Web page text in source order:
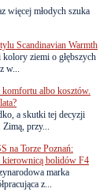
więcej młodych szuka
Scandinavian Warmth
kolory ziemi o głębszych
w...
komfortu albo kosztów.
a skutki tej decyzji
przy...
na Torze Poznań:
kierownicą bolidów F4
marka
z...